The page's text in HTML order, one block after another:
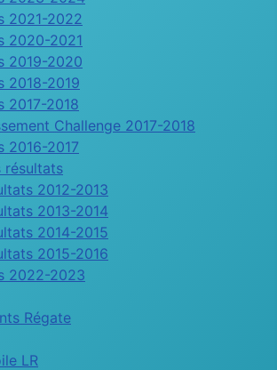
2021-2022
2020-2021
2019-2020
2018-2019
2017-2018
Challenge 2017-2018
2016-2017
résultats
2012-2013
2013-2014
2014-2015
2015-2016
2022-2023
Régate
LR